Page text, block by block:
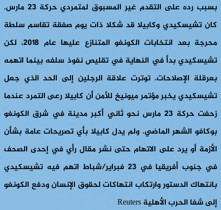
بسبب رده على التقدم غير المسبوق لمتمردي حركة 23 مارس.
كان تشيسكيدي وكابيلا قد شكلا ذات يوم صفقة تقاسم سلطة
محرجة بعد انتخابات الكونغو المتنازع عليها عام 2018، لكن
تشيسكيدي بدأ في النهاية في تقليص نفوذ سلفه بينما اتهمه
بعرقلة الإصلاحات. توترت علاقة الرجلين إلى الحد الذي جعل
تشيسكيدي يخبر مؤتمر ميونيخ للأمن أن كابيلا رعى التمرد عندما
زحفت حركة 23 مارس نحو ثاني أكبر مدينة في شرق الكونغو
بوكافو الشهر الماضي. ولم يدل كابيلا بأي تصريحات عامة بشأن
الأزمة أو يرد على الاتهام حتى نشر مقال رأي في إحدى الصحف
في جنوب أفريقيا في 23 فبراير/شباط اتهم فيه تشيسكيدي
بانتهاك الدستور وارتكاب انتهاكات لحقوق الإنسان ودفع الكونغو
إلى شفا الحرب الأهلية Reuters